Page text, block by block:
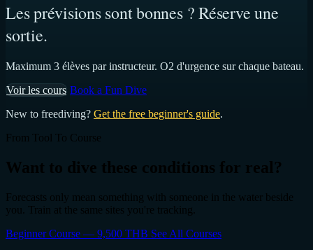
Les prévisions sont bonnes ? Réserve une
sortie.
Maximum 3 élèves par instructeur. O2 d'urgence sur chaque bateau.
Voir les cours Book a Fun Dive
New to freediving? Get the free beginner's guide.
From Tool To Course
Want to dive these conditions for real?
Forecasts only mean something with someone in the water beside
you. Train at the same sites you're tracking.
Beginner Course — 9,500 THB See All Courses